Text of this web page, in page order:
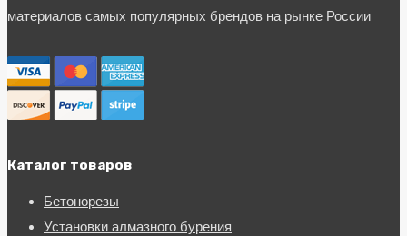
материалов самых популярных брендов на рынке России
Каталог товаров
Бетонорезы
Установки алмазного бурения